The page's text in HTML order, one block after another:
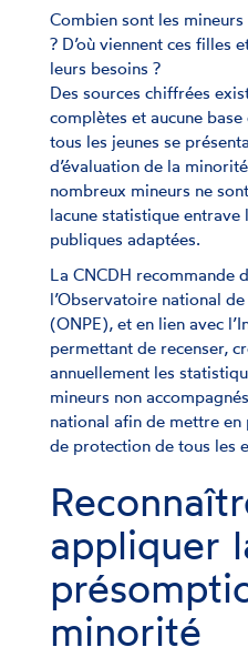
Combien sont les
? D’où viennent ces filles
leurs besoins ?
Des sources chiffrées
complètes et aucune
tous les jeunes se
d’évaluation de la
nombreux mineurs ne
lacune statistique entrave
publiques adaptées.
La CNCDH recommande
l’Observatoire national
(ONPE), et en lien avec
permettant de recenser,
annuellement les
mineurs non
national afin de mettre
de protection de tous les
appliquer
minorité